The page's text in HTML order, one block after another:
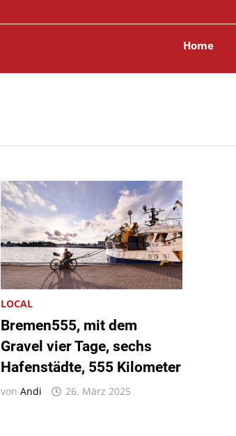
Home
LOCAL
Bremen555, mit dem
Gravel vier Tage, sechs
Hafenstädte, 555 Kilometer
von Andi 26. März 2025